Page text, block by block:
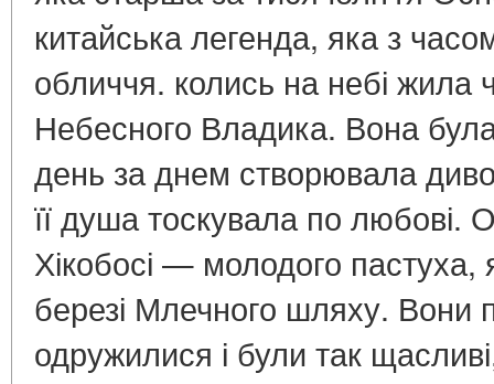
китайська легенда, яка з
обличчя. колись на небі жила
Небесного Владика. Вона
день за днем створювала
її душа тоскувала по любові.
Хікобосі — молодого пастуха,
березі Млечного шляху. Вони
одружилися і були так